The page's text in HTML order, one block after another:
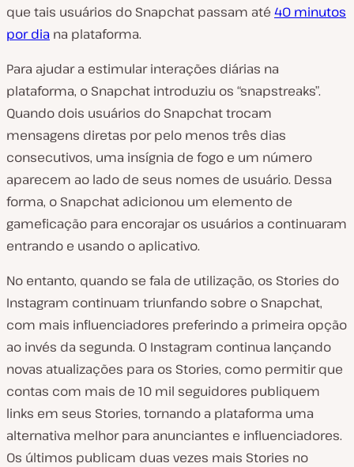
que tais usuários do Snapchat passam até 40 minutos
por dia na plataforma.
Para ajudar a estimular interações diárias na
plataforma, o Snapchat introduziu os “snapstreaks”.
Quando dois usuários do Snapchat trocam
mensagens diretas por pelo menos três dias
consecutivos, uma insígnia de fogo e um número
aparecem ao lado de seus nomes de usuário. Dessa
forma, o Snapchat adicionou um elemento de
gameficação para encorajar os usuários a continuaram
entrando e usando o aplicativo.
No entanto, quando se fala de utilização, os Stories do
Instagram continuam triunfando sobre o Snapchat,
com mais influenciadores preferindo a primeira opção
ao invés da segunda. O Instagram continua lançando
novas atualizações para os Stories, como permitir que
contas com mais de 10 mil seguidores publiquem
links em seus Stories, tornando a plataforma uma
alternativa melhor para anunciantes e influenciadores.
Os últimos publicam duas vezes mais Stories no